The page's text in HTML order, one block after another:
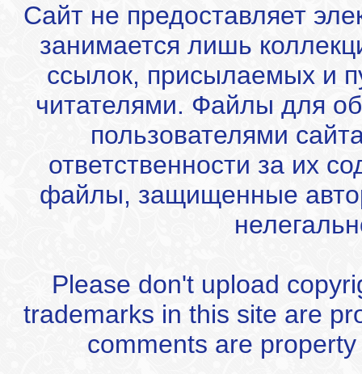
Сайт не предоставляет
занимается лишь
ссылок, присылаемых и
читателями. Файлы для
пользователями
ответственности за их
файлы, защищенные
Please don't upload
trademarks in this site are
comments are